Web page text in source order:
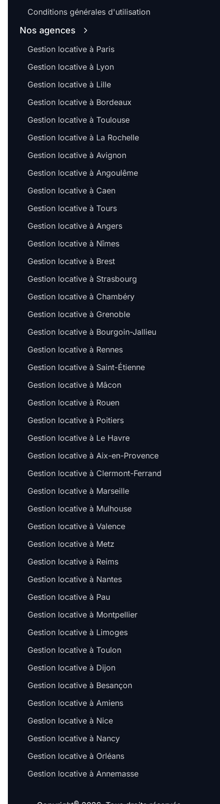
Conditions générales d'utilisation
Nos agences
Gestion locative à Paris
Gestion locative à Lyon
Gestion locative à Lille
Gestion locative à Bordeaux
Gestion locative à Toulouse
Gestion locative à La Rochelle
Gestion locative à Avignon
Gestion locative à Angoulême
Gestion locative à Caen
Gestion locative à Tours
Gestion locative à Angers
Gestion locative à Nîmes
Gestion locative à Brest
Gestion locative à Strasbourg
Gestion locative à Chambéry
Gestion locative à Grenoble
Gestion locative à Bourgoin-Jallieu
Gestion locative à Rennes
Gestion locative à Saint-Étienne
Gestion locative à Mâcon
Gestion locative à Rouen
Gestion locative à Poitiers
Gestion locative à Le Havre
Gestion locative à Aix-en-Provence
Gestion locative à Clermont-Ferrand
Gestion locative à Marseille
Gestion locative à Mulhouse
Gestion locative à Valence
Gestion locative à Metz
Gestion locative à Reims
Gestion locative à Nantes
Gestion locative à Pau
Gestion locative à Montpellier
Gestion locative à Limoges
Gestion locative à Toulon
Gestion locative à Dijon
Gestion locative à Besançon
Gestion locative à Amiens
Gestion locative à Nice
Gestion locative à Nancy
Gestion locative à Orléans
Gestion locative à Annemasse
les Cookies !
On a attendu d'être sûrs que le contenu de
ce site vous intéresse avant de vous
visite...
Pour modifier vos préférences par la suite, cliquez sur le lien
'Préférences de cookies' situé dans le pied de page.